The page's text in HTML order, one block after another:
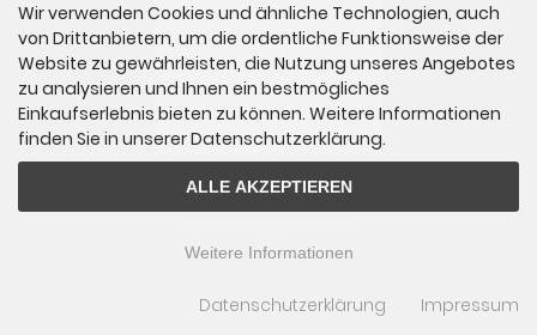
Sehr schneller Versand.
Gesamt: 284
Wir verwenden Cookies und ähnliche Technologien, auch
von Drittanbietern, um die ordentliche Funktionsweise der
Website zu gewährleisten, die Nutzung unseres Angebotes
zu analysieren und Ihnen ein bestmögliches
Einkaufserlebnis bieten zu können. Weitere Informationen
finden Sie in unserer Datenschutzerklärung.
ALLE AKZEPTIEREN
Weitere Informationen
Datenschutzerklärung Impressum